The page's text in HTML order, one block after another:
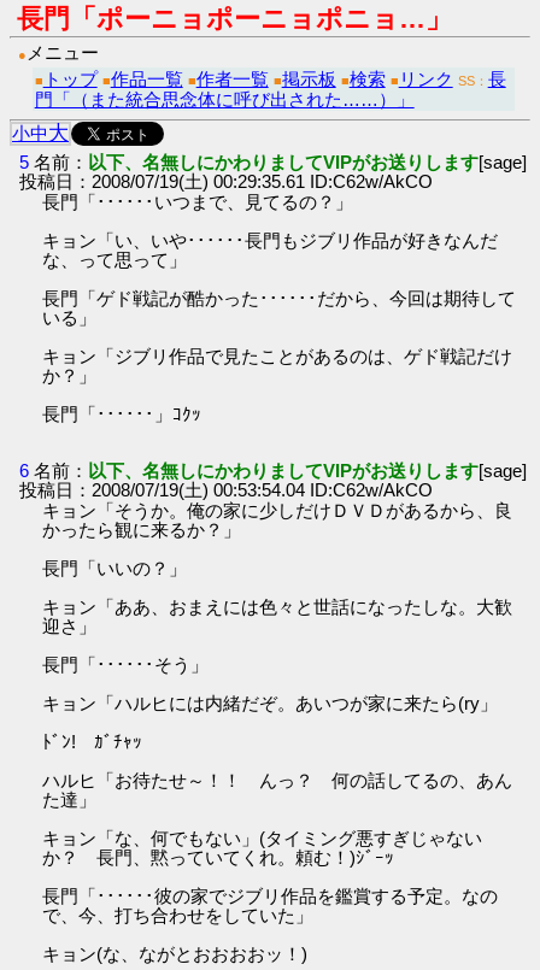
長門「ポーニョポーニョポニョ…」
● メニュー
■ トップ ■作品一覧 ■作者一覧 ■掲示板 ■検索 ■ リンク SS： 長
門「（また統合思念体に呼び出された……）」
小中大
5 名前： 以下、名無しにかわりましてVIPがお送りします[sage]
投稿日：2008/07/19(土) 00:29:35.61 ID:C62w/AkCO
長門「･･････いつまで、見てるの？」
キョン「い、いや･･････長門もジブリ作品が好きなんだ
な、って思って」
長門「ゲド戦記が酷かった･･････だから、今回は期待して
いる」
キョン「ジブリ作品で見たことがあるのは、ゲド戦記だけ
か？」
長門「･･････」ｺｸｯ
6 名前： 以下、名無しにかわりましてVIPがお送りします[sage]
投稿日：2008/07/19(土) 00:53:54.04 ID:C62w/AkCO
キョン「そうか。俺の家に少しだけＤＶＤがあるから、良
かったら観に来るか？」
長門「いいの？」
キョン「ああ、おまえには色々と世話になったしな。大歓
迎さ」
長門「･･････そう」
キョン「ハルヒには内緒だぞ。あいつが家に来たら(ry」
ﾄﾞﾝ! ｶﾞﾁｬｯ
ハルヒ「お待たせ～！！ んっ？ 何の話してるの、あん
た達」
キョン「な、何でもない」(タイミング悪すぎじゃない
か？ 長門、黙っていてくれ。頼む！)ｼﾞｰｯ
長門「･･････彼の家でジブリ作品を鑑賞する予定。なの
で、今、打ち合わせをしていた」
キョン(な、ながとおおおおッ！)